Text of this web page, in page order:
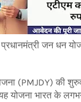
प्रधानमंत्री जन धन
(PMJDY) की
योजना भारत के